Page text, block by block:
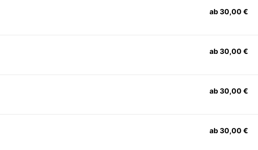
ab 30,00 €
ab 30,00 €
ab 30,00 €
ab 30,00 €